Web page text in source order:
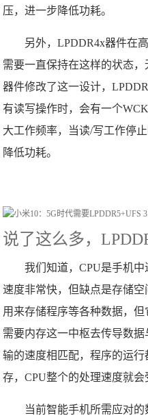
压，进一步降低功耗。
另外，LPDDR4x器件在
需要一直保持在这样的状态
器件修改了这一设计，
有读写操作时，会有一个
大工作频率，当读/写工作停
降低功耗。
说了这么多，
我们知道，CPU是手机
速度非常快，但缺点是存储空
用来存储程序等各种数据，
需要内存这一中枢去传导数
输的速度相匹配，程序的运
存，CPU整个的处理速度就会
当前智能手机所需应对